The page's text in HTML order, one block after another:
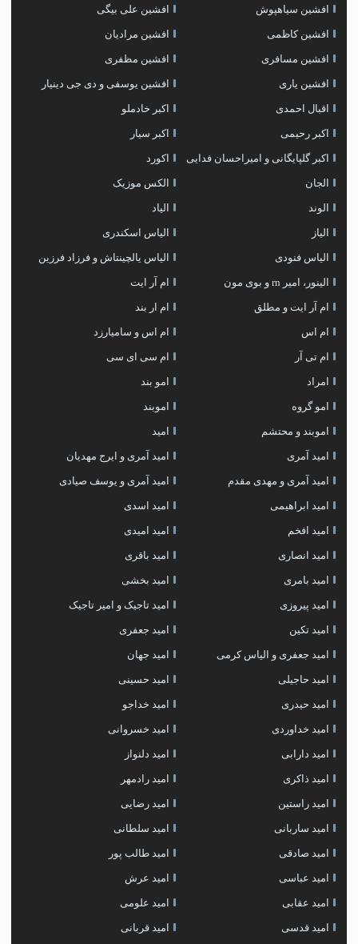
افشین سیاهپوش افشین علی بیگی
افشین کاظمی افشین مرادیان
افشین مسافری افشین مظفری
افشین یاری افشین یوسفی و دی جی دینیار
اقبال احمدی اکبر خادملو
اکبر رحیمی اکبر سیار
اکبر گلپایگانی و امیراحسان فدایی اکورد
الجان الکس موزیک
الوند الیاد
الیاز الیاس اسکندری
الیاس فنودی الیاس یالچینتاش و فرزاد فرزین
الینور، امیر rn و بوی مون ام آر ایت
ام آر ایت و مطلق ام‌ ار بند
ام اس ام اس و سامیارزد
ام تی آر ام سی ای سی
امراد امو بند
امو گروه اموبند
اموبند و محتشم امید
امید آمری امید آمری و ایرج مهدیان
امید آمری و مهدی مقدم امید آمری و یوسف صیادی
امید ابراهیمی امید اسدی
امید افخم امید امیدی
امید انصاری امید باقری
امید بامری امید بخشی
امید پیروزی امید تاجیک و امیر تاجیک
امید تکین امید جعفری
امید جعفری و الیاس کرمی امید جهان
امید حاجیلی امید حسینی
امید حیدری امید خداجو
امید خداوردی امید خسروانی
امید دارابی امید دلنواز
امید ذاکری امید رادمهر
امید راستین امید رضایی
امید ساربانی امید سلطانی
امید صادقی امید طالب پور
امید عباسی امید عرش
امید عقابی امید علومی
امید قدسی امید قربانی